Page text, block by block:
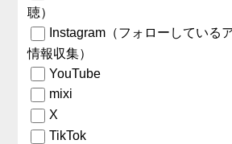
聴）
Instagram（フォローしている
情報収集）
YouTube
mixi
X
TikTok